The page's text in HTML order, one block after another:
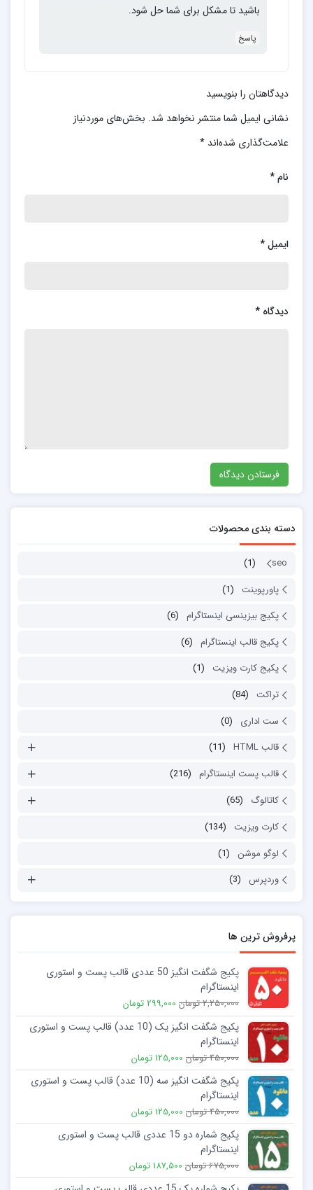
باشید تا مشکل برای شما حل شود.
پاسخ
دیدگاهتان را بنویسید
نشانی ایمیل شما منتشر نخواهد شد. بخش‌های موردنیاز
علامت‌گذاری شده‌اند *
نام*
ایمیل*
دیدگاه *
دسته بندی محصولات
seo
(1)
پاورپوینت
(1)
پکیج بیزینسی اینستاگرام (6)
پکیج قالب اینستاگرام (6)
پکیج کارت ویزیت
(1)
تراکت
(84)
ست اداری
(0)
قالب HTML
(11)
قالب پست اینستاگرام (216)
کاتالوگ
(65)
کارت ویزیت
(134)
لوگو موشن
(1)
وردپرس
(3)
پرفروش ترین ها
پکیج شگفت انگیز 50 عددی قالب پست و استوری
اینستاگرام
2,250,000 تومان 299,000 تومان
پکیج شگفت انگیز یک (10 عدد) قالب پست و استوری
اینستاگرام
450,000 تومان 125,000 تومان
پکیج شگفت انگیز سه (10 عدد) قالب پست و استوری
اینستاگرام
450,000 تومان 125,000 تومان
پکیج شماره دو 15 عددی قالب پست و استوری
اینستاگرام
675,000 تومان 187,500 تومان